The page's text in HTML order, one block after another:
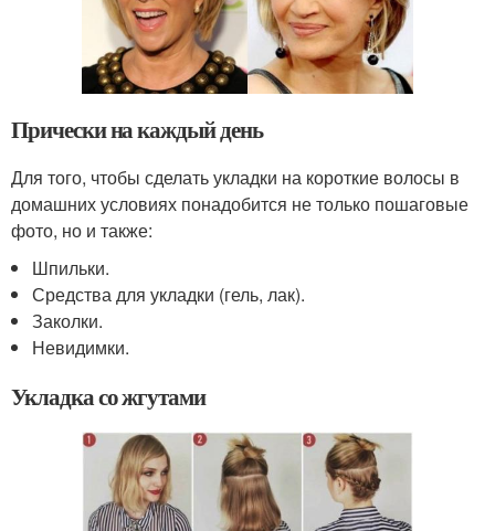
Прически на каждый день
Для того, чтобы сделать укладки на короткие волосы в
домашних условиях понадобится не только пошаговые
фото, но и также:
Шпильки.
Средства для укладки (гель, лак).
Заколки.
Невидимки.
Укладка со жгутами